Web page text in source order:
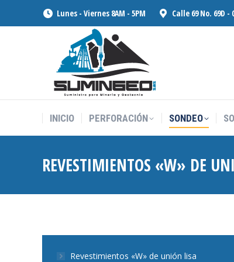
Lunes - Viernes 8AM - 5PM Calle 69 No. 69D
INICIO PERFORACIÓN SONDEO
REVESTIMIENTOS «W» DE
Revestimientos «W» de unión lisa
INICIO PERFORACIÓN SONDEO